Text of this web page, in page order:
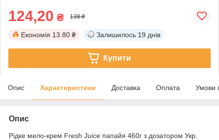
124,20 ₴ 138 ₴
Економія 13.80 ₴ Залишилось 19 днів
Купити
Опис Характеристики Доставка Оплата Умови
Опис
Рідке мило-крем Fresh Juice папайя 460г з дозатором Укр.